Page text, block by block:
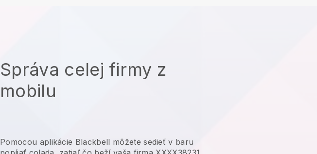
Správa celej firmy z
mobilu
Pomocou aplikácie Blackbell môžete sedieť v baru